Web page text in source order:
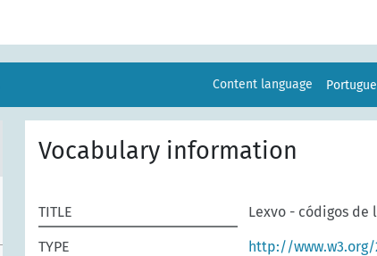
Content language
Vocabulary information
TITLE Lexvo - códigos de
TYPE
http://www.w3.org/